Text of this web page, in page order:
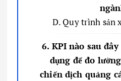
D. Quy trình sản
6. KPI nào sau
dụng để đo
chiến dịch quảng